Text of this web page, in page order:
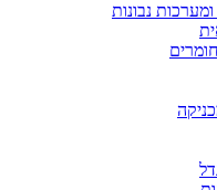
נבונות